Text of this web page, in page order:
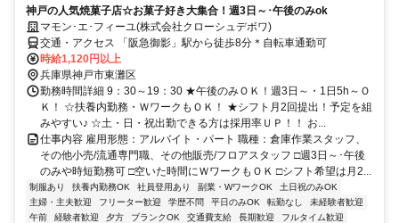
神戸の人気焼菓子店☆お菓子好き大集合！週3日～･午後のみok
マモン･エ･フィーユ(株式会社クローシュデボワ)
交通・アクセス 「阪急御影」駅から徒歩8分＊自転車通勤可
時給1,120円以上
兵庫県神戸市東灘区
勤務時間詳細 9：30～19：30 ★午後のみＯＫ！週3日～・1日5h～Ｏ
Ｋ！ ☆扶養内勤務・ＷワークもＯＫ！ ★シフト月2回提出！予定を組
みやすい♪ ☆土・日・祝出勤できる方は採用率ＵＰ！！ お...
仕事内容 雇用形態：アルバイト・パート 職種：倉庫作業スタッフ、
その他小売/流通専門職、その他販売/フロアスタッフ □週3日～･午後
のみや時短勤務可 □空いた時間にＷワークもＯＫ □シフト希望は月2...
制服あり 扶養内勤務OK 社員登用あり 副業・WワークOK
土日祝のみOK
主婦・主夫歓迎
フリーター歓迎 学歴不問 平日のみOK 転勤なし
未経験者歓迎
午前
経験者歓迎 夕方 ブランクOK 交通費支給 長期歓迎
フルタイム歓迎